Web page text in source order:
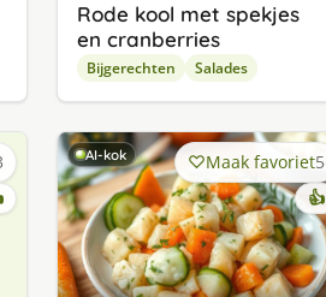
Rode kool met spekjes
en cranberries
Bijgerechten Salades
AI-kok Maak favoriet5
👍